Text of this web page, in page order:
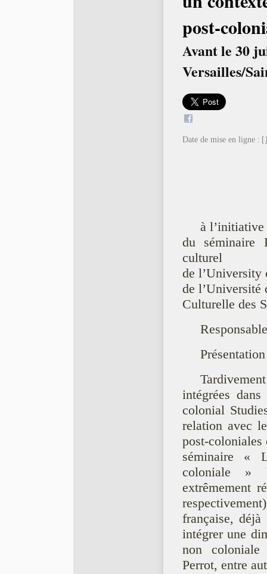
post-
Avant le 30
Versailles/
Date de mise en ligne :
à l’initiative
du séminaire
culturel
de
de l’Université
Culturelle des
intégrées
colonial
relation avec
post-coloniales
séminaire «
coloniale »
extrêmement
française,
intégrer une
non
Perrot, entre